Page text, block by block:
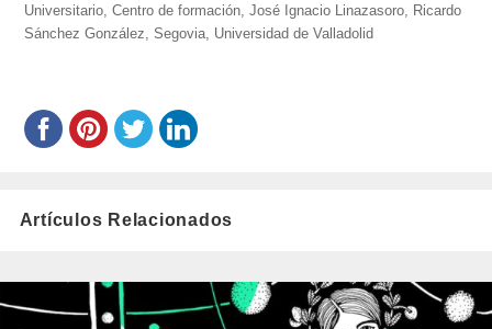
el
Universitario ,Centro de formación ,José Ignacio Linazasoro Ricardo
Sánchez González ,Segovia Universidad de Valladolid
Artículos Relacionados